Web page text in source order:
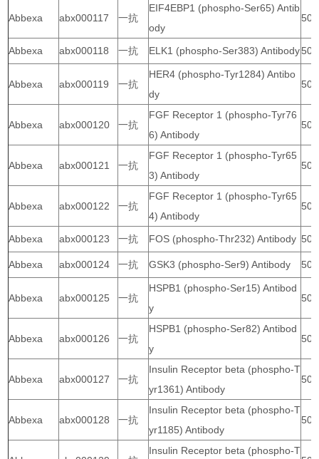
Abbexa abx000117 一抗
EIF4EBP1 (phospho-Ser65) Antib
ody
50
Abbexa abx000118 一抗 ELK1 (phospho-Ser383) Antibody50
Abbexa abx000119 一抗
HER4 (phospho-Tyr1284) Antibo
dy
50
Abbexa abx000120 一抗
FGF Receptor 1 (phospho-Tyr76
6) Antibody
50
Abbexa abx000121 一抗
FGF Receptor 1 (phospho-Tyr65
3) Antibody
50
Abbexa abx000122 一抗
FGF Receptor 1 (phospho-Tyr65
4) Antibody
50
Abbexa abx000123 一抗 FOS (phospho-Thr232) Antibody 50
Abbexa abx000124 一抗 GSK3 (phospho-Ser9) Antibody 50
Abbexa abx000125 一抗
HSPB1 (phospho-Ser15) Antibod
y
50
Abbexa abx000126 一抗
HSPB1 (phospho-Ser82) Antibod
y
50
Abbexa abx000127 一抗
Insulin Receptor beta (phospho-T
yr1361) Antibody
50
Abbexa abx000128 一抗
Insulin Receptor beta (phospho-T
yr1185) Antibody
50
Insulin Receptor beta (phospho-T